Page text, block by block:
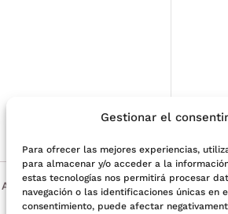
Gestionar el
Para ofrecer las mejores experiencias,
para almacenar y/o acceder a la
estas tecnologías nos permitirá procesar
navegación o las identificaciones únicas en
consentimiento, puede afectar
Legal. Tiene